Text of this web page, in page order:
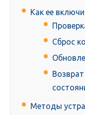
Как ее
Сброс
Методы